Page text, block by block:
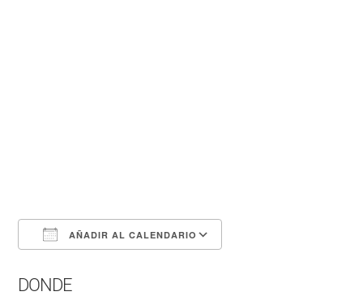
AÑADIR AL CALENDARIO
DONDE